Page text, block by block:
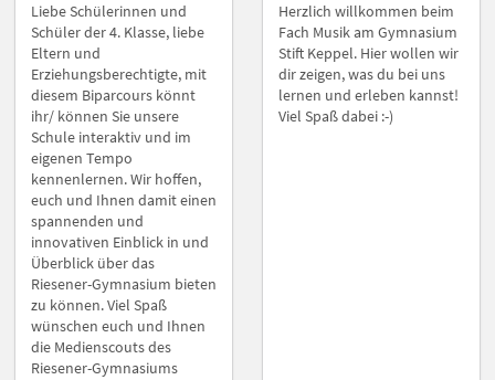
Liebe Schülerinnen und
Schüler der 4. Klasse, liebe
Eltern und
Erziehungsberechtigte, mit
diesem Biparcours könnt
ihr/ können Sie unsere
Schule interaktiv und im
eigenen Tempo
kennenlernen. Wir hoffen,
euch und Ihnen damit einen
spannenden und
innovativen Einblick in und
Überblick über das
Riesener-Gymnasium bieten
zu können. Viel Spaß
wünschen euch und Ihnen
die Medienscouts des
Riesener-Gymnasiums
Herzlich willkommen beim
Fach Musik am Gymnasium
Stift Keppel. Hier wollen wir
dir zeigen, was du bei uns
lernen und erleben kannst!
Viel Spaß dabei :-)